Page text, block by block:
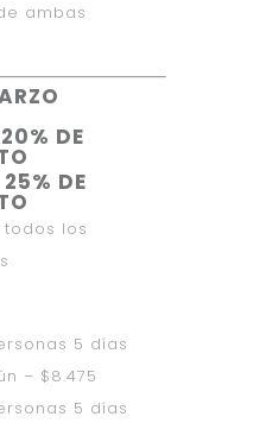
ambas
DE
DE
los
5 días
– $8.475
5 días